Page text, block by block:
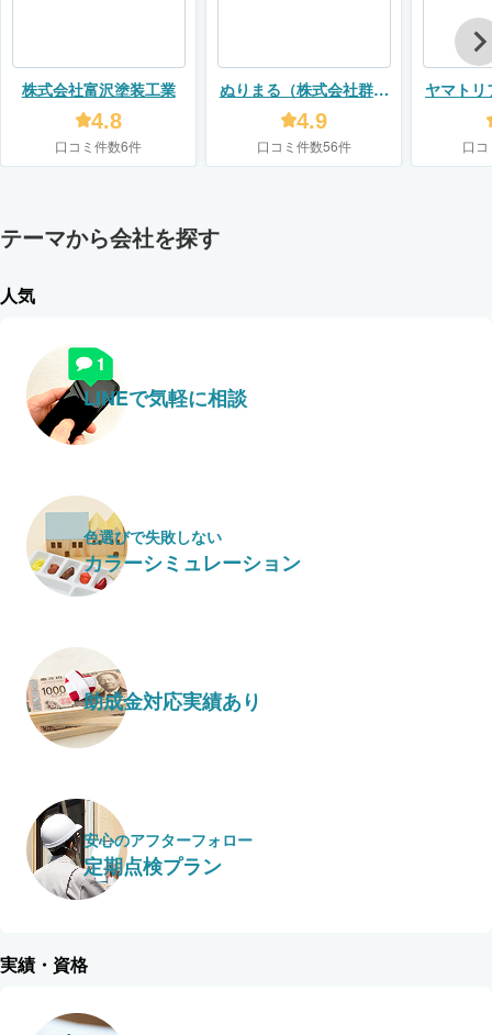
株式会社富沢塗装工業
4.8
口コミ件数6件
ぬりまる（株式会社群馬
住宅センター）
4.9
口コミ件数56件
ヤマト
口
テーマから会社を探す
人気
LINEで気軽に相談
色選びで失敗しない
カラーシミュレーション
助成金対応実績あり
安心のアフターフォロー
定期点検プラン
実績・資格